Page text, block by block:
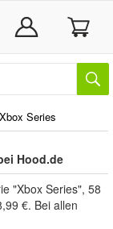
Xbox Series
Hood.de
"Xbox Series", 58
€. Bei allen